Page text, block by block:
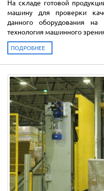
На складе готовой
машину для проверки
данного оборудования на
технология машинного
ПОДРОБНЕЕ